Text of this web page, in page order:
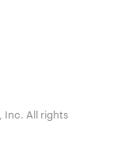
Inc. All rights